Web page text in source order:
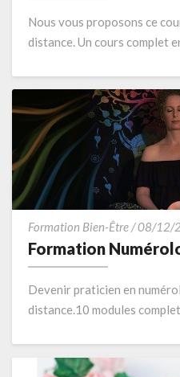
Nous vous proposons ce
distance. Un cours complet
Formation Bien-Être/08/12/
Formation
Devenir praticien en
distance.10 modules